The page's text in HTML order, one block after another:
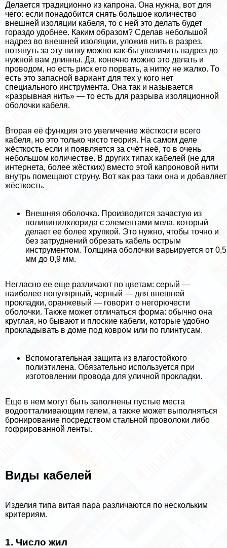
Делается традиционно из капрона. Она нужна, вот для
чего: если понадобится снять большое количество
внешней изоляции кабеля, то с ней это делать будет
гораздо удобнее. Каким образом? Сделав небольшой
надрез во внешней изоляции, уложив нить в разрез,
потянуть за эту нитку можно как-бы увеличить надрез до
нужной вам длинны. Да, конечно можно это делать и
проводом, но есть риск его порвать, а нитку не жалко. То
есть это запасной вариант для тех у кого нет
специального инструмента. Она так и называется
«разрывная нить» — то есть для разрыва изоляционной
оболочки кабеля.
Вторая её функция это увеличение жёсткости всего
кабеля, но это только чисто теория. На самом деле
жёсткость если и появляется за счёт неё, то в очень
небольшом количестве. В других типах кабелей (не для
интернета, более жёстких) вместо этой капроновой нити
внутрь помещают струну. Вот как раз таки она и добавляет
жёсткость.
Внешняя оболочка. Производится зачастую из
поливинилхлорида с элементами мела, который
делает ее более хрупкой. Это нужно, чтобы точно и
без затруднений обрезать кабель острым
инструментом. Толщина оболочки варьируется от 0,5
мм до 0,9 мм.
Негласно ее еще различают по цветам: серый —
наиболее популярный, черный — для внешней
прокладки, оранжевый — говорит о негорючести
оболочки. Также может отличаться форма: обычно она
круглая, но бывают и плоские кабели, которые удобно
прокладывать в доме под ковром или по плинтусам.
Вспомогательная защита из влагостойкого
полиэтилена. Обязательно используется при
изготовлении провода для уличной прокладки.
Еще в нем могут быть заполнены пустые места
водоотталкивающим гелем, а также может выполняться
бронирование посредством стальной проволоки либо
гофрированной ленты.
Виды кабелей
Изделия типа витая пара различаются по нескольким
критериям.
1. Число жил